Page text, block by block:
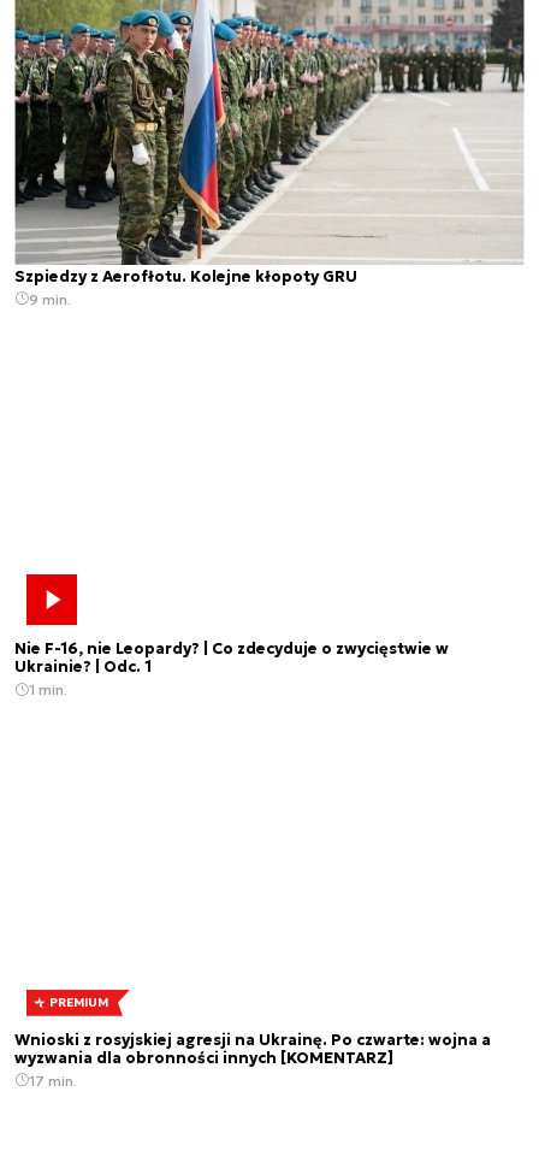
Szpiedzy z Aerofłotu. Kolejne kłopoty GRU
9 min.
Nie F-16, nie Leopardy? | Co zdecyduje o zwycięstwie w
Ukrainie? | Odc. 1
1 min.
PREMIUM
Wnioski z rosyjskiej agresji na Ukrainę. Po czwarte: wojna a
wyzwania dla obronności innych [KOMENTARZ]
17 min.